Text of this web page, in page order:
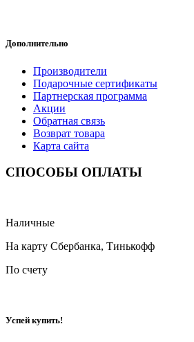
Дополнительно
Производители
Подарочные сертификаты
Партнерская программа
Акции
Обратная связь
Возврат товара
Карта сайта
СПОСОБЫ ОПЛАТЫ
Наличные
На карту Сбербанка, Тинькофф
По счету
Успей купить!